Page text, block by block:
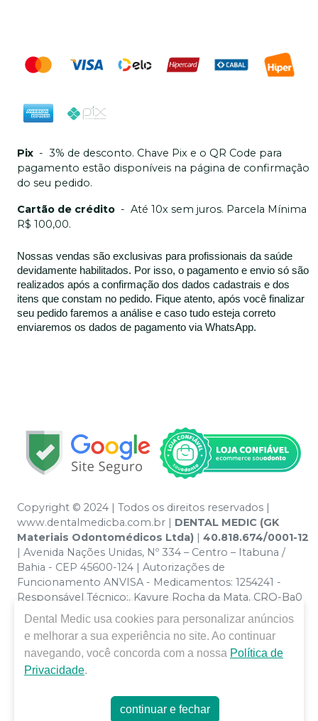
Pix - 3% de desconto. Chave Pix e o QR Code para
pagamento estão disponíveis na página de confirmação
do seu pedido.
Cartão de crédito - Até 10x sem juros. Parcela Mínima
R$ 100,00.
Nossas vendas são exclusivas para profissionais da saúde
devidamente habilitados. Por isso, o pagamento e envio só são
realizados após a confirmação dos dados cadastrais e dos
itens que constam no pedido. Fique atento, após você finalizar
seu pedido faremos a análise e caso tudo esteja correto
enviaremos os dados de pagamento via WhatsApp.
Copyright © 2024 | Todos os direitos reservados |
www.dentalmedicba.com.br | DENTAL MEDIC (GK
Materiais Odontomédicos Ltda) | 40.818.674/0001-12
| Avenida Nações Unidas, Nº 334 – Centro – Itabuna /
Bahia - CEP 45600-124 | Autorizações de
Funcionamento ANVISA - Medicamentos: 1254241 -
Responsável Técnico:. Kayure Rocha da Mata. CRO-Ba0
nº 13379 | Política de Privacidade e Segurança - Fotos
meramente ilustrativas - Os preços e condições da loja
virtual estão sujeitos a alterações. Em caso de
divergência de preços no site, o valor válido é o do
Carrinho de Compra. Não vendemos por atacado por
de grandes volumes pelo site.
Dental Medic usa cookies para personalizar anúncios
e melhorar a sua experiência no site. Ao continuar
navegando, você concorda com a nossa Política de
Privacidade.
continuar e fechar